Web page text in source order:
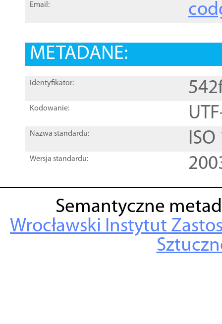
Email:
METADANE:
Identyfikator:
Kodowanie:
Nazwa standardu:
Wersja standardu:
Semantyczne
Wrocławski Instytut